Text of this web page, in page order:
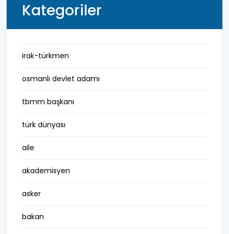
Kategoriler
irak-türkmen
osmanlı devlet adamı
tbmm başkanı
türk dünyası
aile
akademisyen
asker
bakan